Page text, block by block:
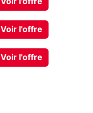
Voir l'offre
Voir l'offre